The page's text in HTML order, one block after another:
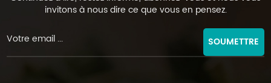
invitons à nous dire ce que vous en pensez.
SOUMETTRE